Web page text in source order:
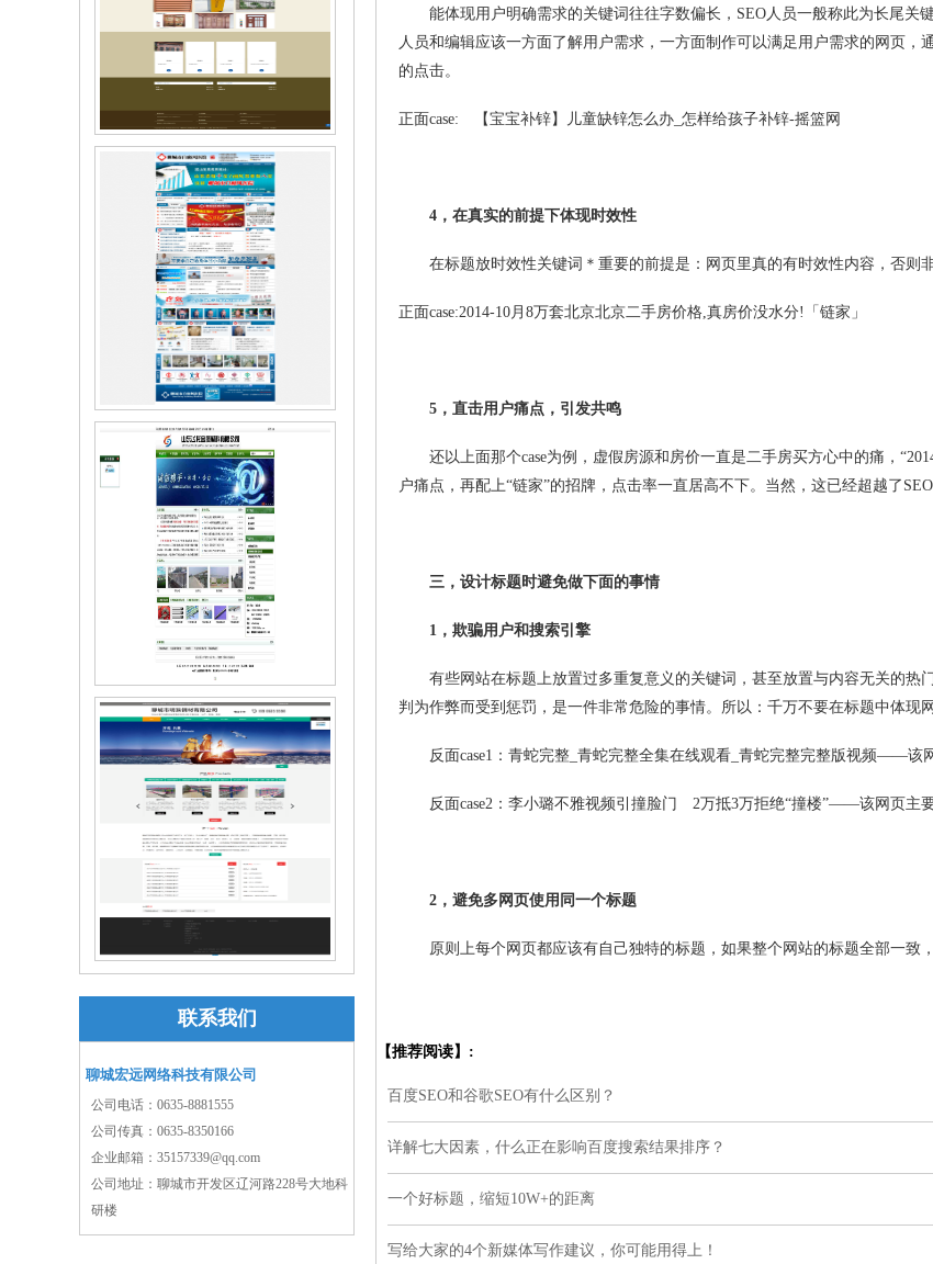
能体现用户明确需求的关键词往往字数偏长，SEO人员一般称此为长尾关
人员和编辑应该一方面了解用户需求，一方面制作可以满足用户需求的网页
的点击。
正面case: 【宝宝补锌】儿童缺锌怎么办_怎样给孩子补锌-摇篮网
4，在真实的前提下体现时效性
在标题放时效性关键词＊重要的前提是：网页里真的有时效性内容，否则非
正面case:2014-10月8万套北京北京二手房价格,真房价没水分!「链家」
5，直击用户痛点，引发共鸣
还以上面那个case为例，虚假房源和房价一直是二手房买方心中的痛，
户痛点，再配上“链家”的招牌，点击率一直居高不下。当然，这已经超越了
三，设计标题时避免做下面的事情
1，欺骗用户和搜索引擎
有些网站在标题上放置过多重复意义的关键词，甚至放置与内容无关的热
判为作弊而受到惩罚，是一件非常危险的事情。所以：千万不要在标题中体现
反面case1：青蛇完整_青蛇完整全集在线观看_青蛇完整完整版视频——该
反面case2：李小璐不雅视频引撞脸门 2万抵3万拒绝“撞楼”——该网页主
2，避免多网页使用同一个标题
原则上每个网页都应该有自己独特的标题，如果整个网站的标题全部一致，
【推荐阅读】:
百度SEO和谷歌SEO有什么区别？
详解七大因素，什么正在影响百度搜索结果排序？
一个好标题，缩短10W+的距离
写给大家的4个新媒体写作建议，你可能用得上！
聊城市布兰特商贸有限公司
聊城市白癜风医院
山东飞龙金属材料公司
聊城市明珠钢材有限公司
联系我们
聊城宏远网络科技有限公司
公司电话： 0635-8881555
公司传真： 0635-8350166
企业邮箱： 35157339@qq.com
公司地址： 聊城市开发区辽河路228号大地科
研楼